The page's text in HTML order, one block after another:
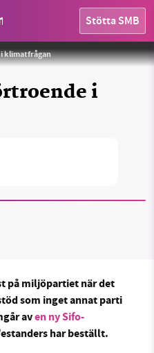
Stötta SMB
inlägg Tipsa oss
BlueSky
klimatfrågan
i
på miljöpartiet när det
som inget annat parti
aven ny Sifo-
har beställt.